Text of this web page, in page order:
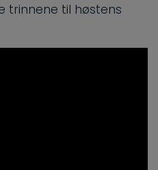
trinnene til høstens